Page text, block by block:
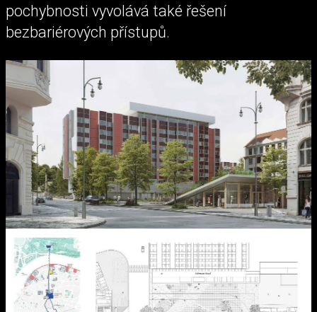
pochybnosti vyvolává také řešení
bezbariérových přístupů.